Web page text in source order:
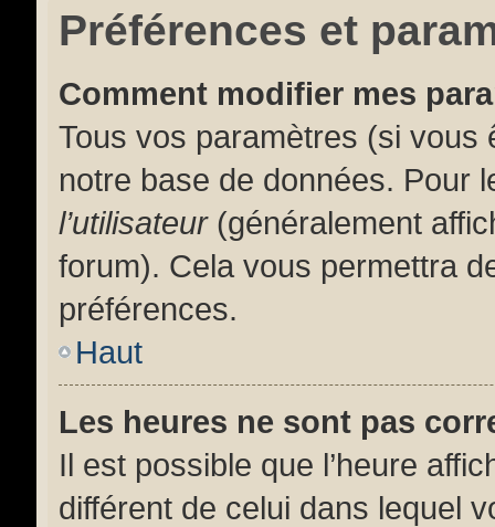
Préférences et
Comment modifier mes
Tous vos paramètres (si
notre base de données. Pour
l’utilisateur(généralement
forum). Cela vous permettra
préférences.
Haut
Les heures ne sont pas
Il est possible que l’heure
différent de celui dans lequel